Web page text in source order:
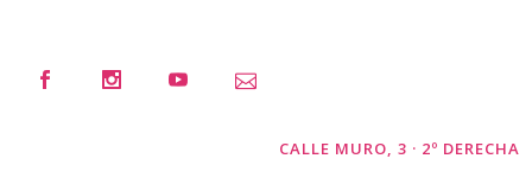
CALLE MURO, 3 · 2º DERECHA